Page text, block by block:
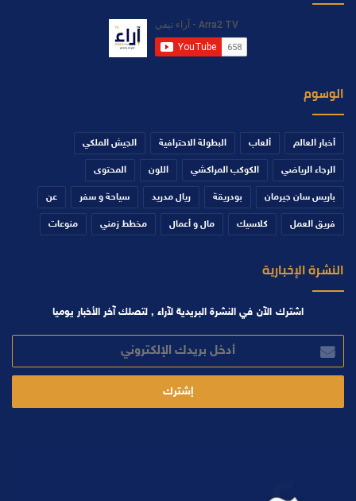
الوسوم
أخبار العالم ألعاب البطولة الاحترافية الجيش الملكي
الرجاء الرياضي الكوكب المراكشي اللون المحتوى
باريس سان جيرمان بودريقة ريال مدريد سياحة و سفر عن
فريق العمل كلاسيك مال و أعمال مخطط زمني منوعات
النشرة الإخبارية
اشترك الآن في النشرة البريدية لآراء , لتصلك آخر الأخبار يوميا
أدخل
بريدك
الإلكتروني